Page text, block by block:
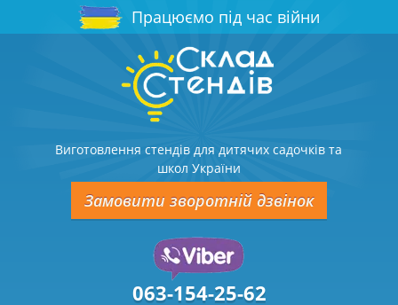
Працюємо під час війни
Виготовлення стендів для дитячих садочків та
школ України
Замовити зворотній дзвінок
063-154-25-62